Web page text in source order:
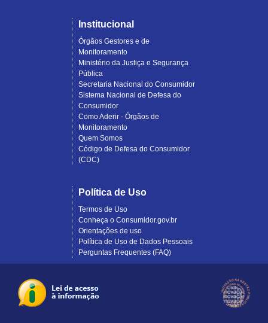
Institucional
Órgãos Gestores e de
Monitoramento
Ministério da Justiça e Segurança
Pública
Secretaria Nacional do Consumidor
Sistema Nacional de Defesa do
Consumidor
Como Aderir - Órgãos de
Monitoramento
Quem Somos
Código de Defesa do Consumidor
(CDC)
Política de Uso
Termos de Uso
Conheça o Consumidor.gov.br
Orientações de uso
Política de Uso de Dados Pessoais
Perguntas Frequentes (FAQ)